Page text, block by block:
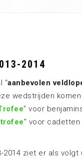
2014
“aanbevolen
wedstrijden komen
” voor
” voor cadetten
2014 ziet er als volgt